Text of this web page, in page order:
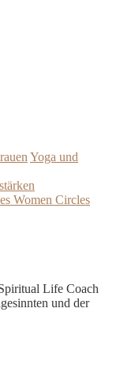
Yoga und
Women Circles
Life Coach
und der